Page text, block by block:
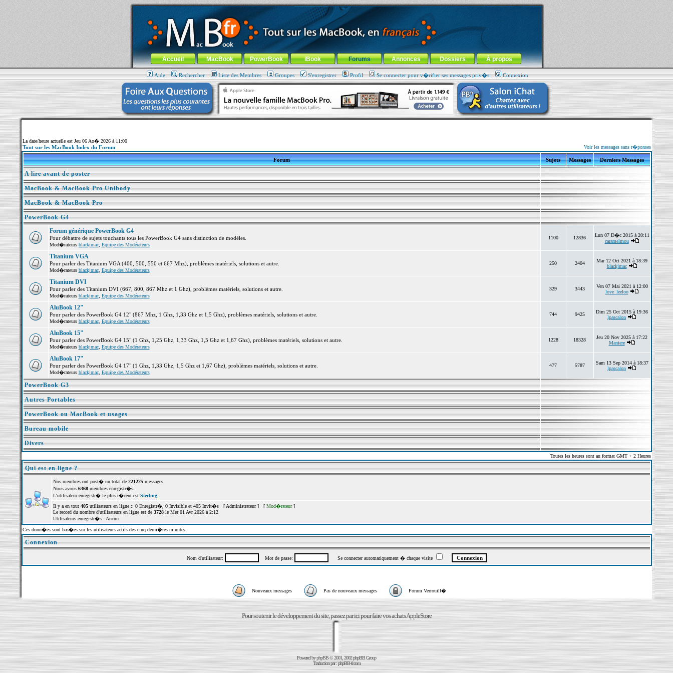
MacBook-fr.com : 100% Apple... 100% nomade !
Aller au contenu-Aller au menu général-Aller au menu de la rubrique
Menu général
Accueil MacBook PowerBook iBook Forums Annonces Dossiers À propos
Aide Rechercher Liste des Membres Groupes S'enregistrer Profil Se connecter pour v�rifier ses messages priv�s Connexion
La date/heure actuelle est Jeu 06 Ao� 2026 à 11:00
Tout sur les MacBook Index du Forum Voir les messages sans r�ponses
Forum Sujets Messages Derniers Messages
A lire avant de poster
MacBook & MacBook Pro Unibody
MacBook & MacBook Pro
PowerBook G4
Forum générique PowerBook G4
Pour débattre de sujets touchants tous les PowerBook G4 sans distinction de modèles.
Mod�rateurs blackjmac, Equipe des Modérateurs
1100 12836
Lun 07 D�c 2015 à 20:11
caramelmou
Titanium VGA
Pour parler des Titanium VGA (400, 500, 550 et 667 Mhz), problèmes matériels, solutions et autre.
Mod�rateurs blackjmac, Equipe des Modérateurs
250 2404
Mar 12 Oct 2021 à 18:39
blackjmac
Titanium DVI
Pour parler des Titanium DVI (667, 800, 867 Mhz et 1 Ghz), problèmes matériels, solutions et autre.
Mod�rateurs blackjmac, Equipe des Modérateurs
329 3443
Ven 07 Mai 2021 à 12:00
love_leeloo
AluBook 12"
Pour parler des PowerBook G4 12" (867 Mhz, 1 Ghz, 1,33 Ghz et 1,5 Ghz), problèmes matériels, solutions et autre.
Mod�rateurs blackjmac, Equipe des Modérateurs
744 9425
Dim 25 Oct 2015 à 19:36
lpascalon
AluBook 15"
Pour parler des PowerBook G4 15" (1 Ghz, 1,25 Ghz, 1,33 Ghz, 1,5 Ghz et 1,67 Ghz), problèmes matériels, solutions et autre.
Mod�rateurs blackjmac, Equipe des Modérateurs
1228 18328
Jeu 20 Nov 2025 à 17:22
Maniere
AluBook 17"
Pour parler des PowerBook G4 17" (1 Ghz, 1,33 Ghz, 1,5 Ghz et 1,67 Ghz), problèmes matériels, solutions et autre.
Mod�rateurs blackjmac, Equipe des Modérateurs
477 5787
Sam 13 Sep 2014 à 18:37
lpascalon
PowerBook G3
Autres Portables
PowerBook ou MacBook et usages
Bureau mobile
Divers
Toutes les heures sont au format GMT + 2 Heures
Qui est en ligne ?
Nos membres ont post� un total de 221225messages
Nous avons 6368membres enregistr�s
L'utilisateur enregistr� le plus r�cent est Sterling
Il y a en tout 405utilisateurs en ligne :: 0 Enregistr�, 0 Invisible et 405 Invit�s [ Administrateur] [ Mod�rateur]
Le record du nombre d'utilisateurs en ligne est de 3728le Mer 01 Avr 2026 à 2:12
Utilisateurs enregistr�s : Aucun
Ces donn�es sont bas�es sur les utilisateurs actifs des cinq derni�res minutes
Connexion
Nom d'utilisateur: Mot de passe: Se connecter automatiquement � chaque visite
Nouveaux messages Pas de nouveaux messages Forum Verrouill�
Pour soutenir le développement du site, passez par ici pour faire vos achats AppleStore
Powered byphpBB© 2001, 2002 phpBB Group
Traduction par :phpBB-fr.com